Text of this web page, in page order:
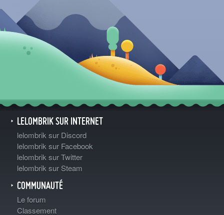
LELOMBRIK SUR INTERNET
lelombrik sur Discord
lelombrik sur Facebook
lelombrik sur Twitter
lelombrik sur Steam
COMMUNAUTÉ
Le forum
Classement